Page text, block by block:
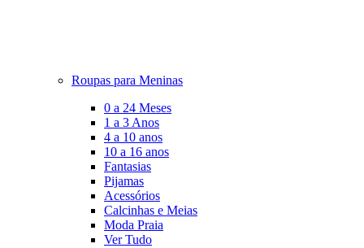
Roupas para Meninas
0 a 24 Meses
1 a 3 Anos
4 a 10 anos
10 a 16 anos
Fantasias
Pijamas
Acessórios
Calcinhas e Meias
Moda Praia
Ver Tudo